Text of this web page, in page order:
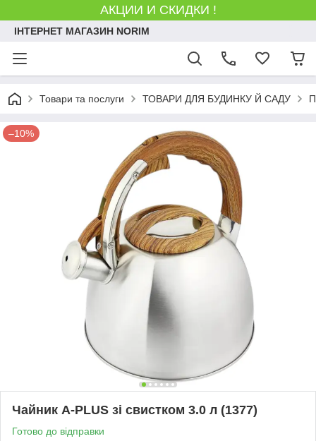
АКЦИИ И СКИДКИ !
ІНТЕРНЕТ МАГАЗИН NORIM
Товари та послуги ТОВАРИ ДЛЯ БУДИНКУ Й САДУ
–10%
Чайник A-PLUS зі свистком 3.0 л (1377)
Готово до відправки